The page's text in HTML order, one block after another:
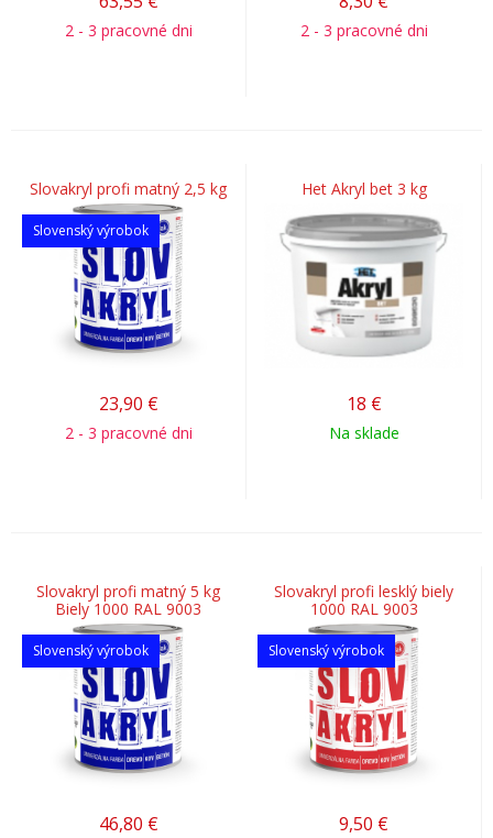
2 - 3 pracovné dni 2 - 3 pracovné dni
Slovakryl profi matný 2,5 kg
Slovenský výrobok
23,90 €
2 - 3 pracovné dni
Het Akryl bet 3 kg
18 €
Na sklade
Slovakryl profi matný 5 kg
Biely 1000 RAL 9003
Slovenský výrobok
46,80 €
Slovakryl profi lesklý biely
1000 RAL 9003
Slovenský výrobok
9,50 €